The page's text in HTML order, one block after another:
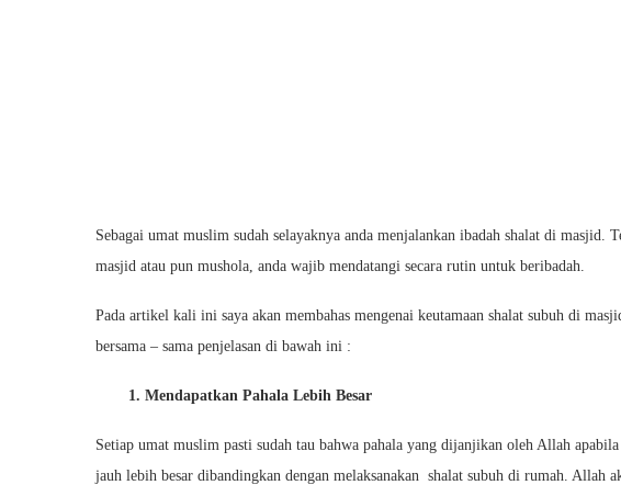
Sebagai umat muslim sudah selayaknya anda menjalankan ibadah shalat di masjid.
masjid atau pun mushola, anda wajib mendatangi secara rutin untuk beribadah.
Pada artikel kali ini saya akan membahas mengenai keutamaan shalat subuh di
bersama – sama penjelasan di bawah ini :
1. Mendapatkan Pahala Lebih Besar
Setiap umat muslim pasti sudah tau bahwa pahala yang dijanjikan oleh Allah
jauh lebih besar dibandingkan dengan melaksanakan shalat subuh di rumah. Allah